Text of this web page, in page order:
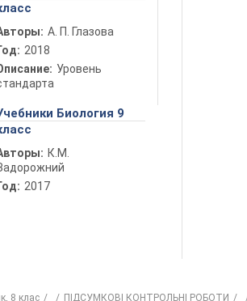
А. П. Глазова
2018
Уровень
Биология 9
К.М.
2017
8 клас ПІДСУМКОВІ КОНТРОЛЬНІ РОБОТИ